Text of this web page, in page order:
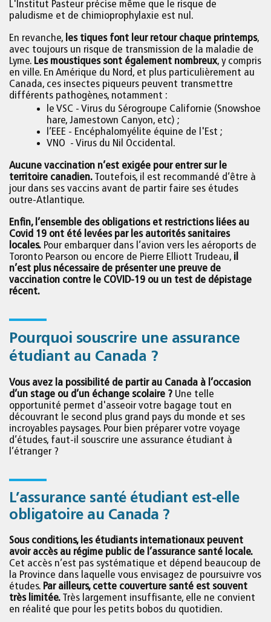
L'Institut Pasteur précise même que le risque de
paludisme et de chimioprophylaxie est nul.
En revanche, les tiques font leur retour chaque printemps,
avec toujours un risque de transmission de la maladie de
Lyme. Les moustiques sont également nombreux, y compris
en ville. En Amérique du Nord, et plus particulièrement au
Canada, ces insectes piqueurs peuvent transmettre
différents pathogènes, notamment :
le VSC - Virus du Sérogroupe Californie (Snowshoe
hare, Jamestown Canyon, etc) ;
l’EEE - Encéphalomyélite équine de l'Est ;
VNO - Virus du Nil Occidental.
Aucune vaccination n’est exigée pour entrer sur le
territoire canadien. Toutefois, il est recommandé d’être à
jour dans ses vaccins avant de partir faire ses études
outre-Atlantique.
Enfin, l’ensemble des obligations et restrictions liées au
Covid 19 ont été levées par les autorités sanitaires
locales. Pour embarquer dans l’avion vers les aéroports de
Toronto Pearson ou encore de Pierre Elliott Trudeau, il
n’est plus nécessaire de présenter une preuve de
vaccination contre le COVID-19 ou un test de dépistage
récent.
Pourquoi souscrire une assurance
étudiant au Canada ?
Vous avez la possibilité de partir au Canada à l’occasion
d’un stage ou d’un échange scolaire ? Une telle
opportunité permet d'asseoir votre bagage tout en
découvrant le second plus grand pays du monde et ses
incroyables paysages. Pour bien préparer votre voyage
d’études, faut-il souscrire une assurance étudiant à
l’étranger ?
L’assurance santé étudiant est-elle
obligatoire au Canada ?
Sous conditions, les étudiants internationaux peuvent
avoir accès au régime public de l’assurance santé locale.
Cet accès n’est pas systématique et dépend beaucoup de
la Province dans laquelle vous envisagez de poursuivre vos
études. Par ailleurs, cette couverture santé est souvent
très limitée. Très largement insuffisante, elle ne convient
en réalité que pour les petits bobos du quotidien.